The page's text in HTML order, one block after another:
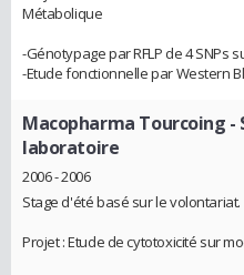
Métabolique
-Génotypage par RFLP de 4 SNPs
-Etude fonctionnelle par Western
Macopharma Tourcoing -
laboratoire
2006 - 2006
Stage d'été basé sur le volontariat.
Projet : Etude de cytotoxicité sur